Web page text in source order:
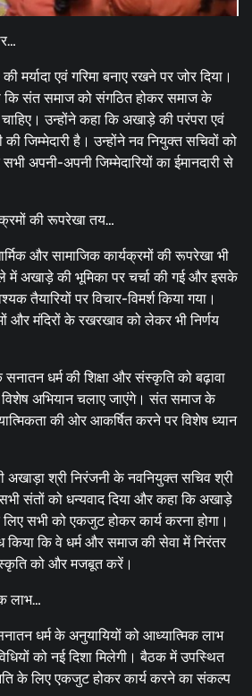
एवं गरिमा बनाए रखने पर जोर दिया।
कि संत समाज को संगठित होकर समाज के
उन्होंने कहा कि अखाड़े की परंपरा एवं
जिम्मेदारी है। उन्होंने नव नियुक्त सचिवों को
अपनी-अपनी जिम्मेदारियों का ईमानदारी से
की रूपरेखा तय…
और सामाजिक कार्यक्रमों की रूपरेखा भी
अखाड़े की भूमिका पर चर्चा की गई और इसके
पर विचार-विमर्श किया गया।
और मंदिरों के रखरखाव को लेकर भी निर्णय
सनातन धर्म की शिक्षा और संस्कृति को बढ़ावा
विशेष अभियान चलाए जाएंगे। संत समाज के
की ओर आकर्षित करने पर विशेष ध्यान
श्री निरंजनी के नवनियुक्त सचिव श्री
संतों को धन्यवाद दिया और कहा कि अखाड़े
सभी को एकजुट होकर कार्य करना होगा।
कि वे धर्म और समाज की सेवा में निरंतर
को और मजबूत करें।
लाभ…
धर्म के अनुयायियों को आध्यात्मिक लाभ
को नई दिशा मिलेगी। बैठक में उपस्थित
के लिए एकजुट होकर कार्य करने का संकल्प